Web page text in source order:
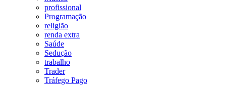
profissional
Programação
religião
renda extra
Saúde
Sedução
trabalho
Trader
Tráfego Pago